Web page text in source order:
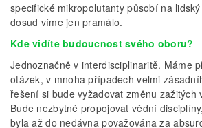
specifické mikropolutanty působí na
dosud víme jen pramálo.
Kde vidíte budoucnost svého oboru?
Jednoznačně v interdisciplinaritě. Máme
otázek, v mnoha případech velmi
řešení si bude vyžadovat změnu zažitých
Bude nezbytné propojovat vědní
byla až do nedávna považována za